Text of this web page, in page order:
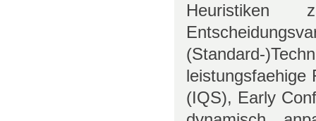
Heuristiken
(Standard-
leistungsfaehige
(IQS), Early